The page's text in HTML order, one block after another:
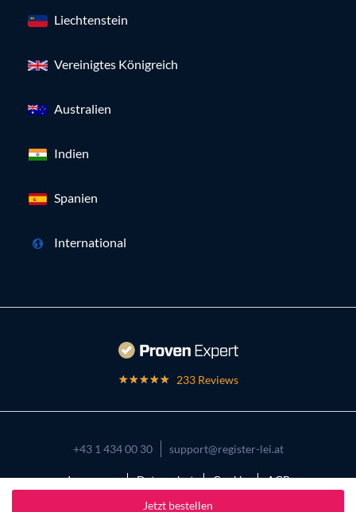
Jetzt bestellen
Liechtenstein
Vereinigtes Königreich
Australien
Indien
Spanien
International
233 Reviews
+43 1 434 00 30 support@register-lei.at
Impressum Datenschutz Cookies AGB